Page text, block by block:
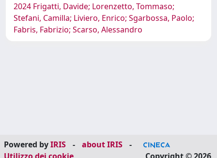
2024 Frigatti, Davide; Lorenzetto, Tommaso;
Stefani, Camilla; Liviero, Enrico; Sgarbossa, Paolo;
Fabris, Fabrizio; Scarso, Alessandro
Powered byIRIS - about IRIS
-